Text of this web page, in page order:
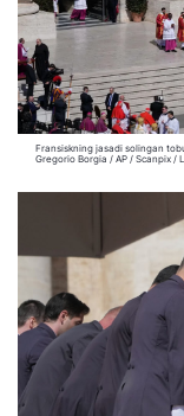
Fransiskning jasadi solingan
Gregorio Borgia / AP / Scanpix /